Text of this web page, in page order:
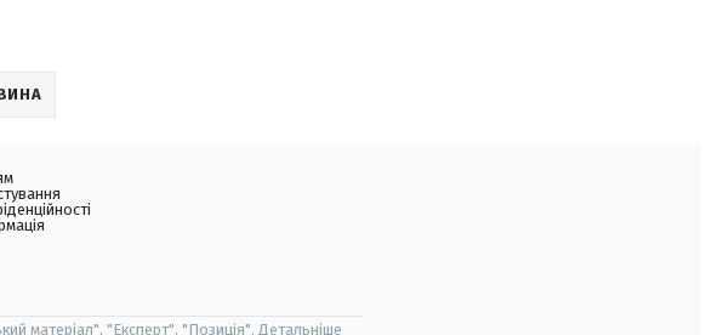
матеріал", "Експерт", "Позиція". Детальніше